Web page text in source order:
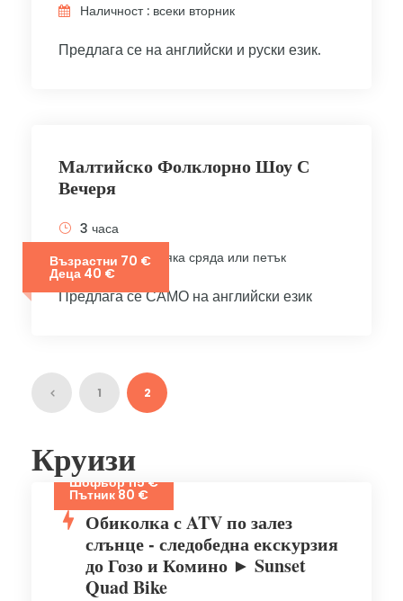
Наличност : всеки вторник
Предлага се на английски и руски език.
Възрастни 70 €
Деца 40 €
Малтийско Фолклорно Шоу С
Вечеря
3 часа
Наличност : всяка сряда или петък
Предлага се САМО на английски език
1 2
Круизи
Шофьор 115 €
Пътник 80 €
Обиколка с ATV по залез
слънце - следобедна екскурзия
до Гозо и Комино ► Sunset
Quad Bike